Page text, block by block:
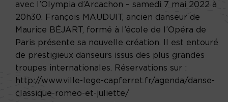
avec l’Olympia d’Arcachon – samedi 7 mai 2022 à
20h30. François MAUDUIT, ancien danseur de
Maurice BÉJART, formé à l’école de l’Opéra de
Paris présente sa nouvelle création. Il est entouré
de prestigieux danseurs issus des plus grandes
troupes internationales. Réservations sur :
http://www.ville-lege-capferret.fr/agenda/danse-
classique-romeo-et-juliette/